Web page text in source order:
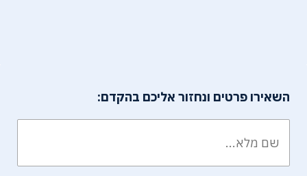
השאירו פרטים ונחזור אליכם בהקדם: